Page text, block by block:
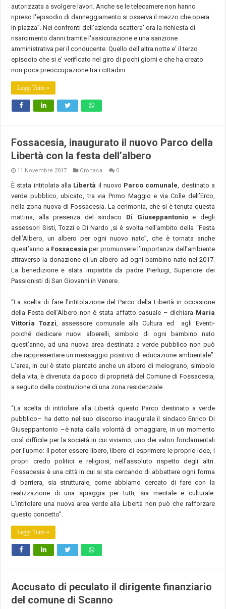
autorizzata a svolgere lavori. Anche se le telecamere non hanno
ripreso l'episodio di danneggiamento si osserva il mezzo che opera
in piazza". Nei confronti dell'azienda scattera' ora la richiesta di
risarcimento danni tramite l'assicurazione e una sanzione
amministrativa per il conducente. Quello dell'altra notte e' il terzo
episodio che si e' verificato nel giro di pochi giorni e che ha creato
non poca preoccupazione tra i cittadini.
Leggi Tutto »
Fossacesia, inaugurato il nuovo Parco della
Libertà con la festa dell’albero
11 Novembre 2017 Cronaca 0
È stata intitolata alla Libertà il nuovo Parco comunale , destinato a
verde pubblico, ubicato, tra via Primo Maggio e via Colle dell’Erco,
nella zona nuova di Fossacesia. La cerimonia, che si è tenuta questa
mattina, alla presenza del sindaco Di Giuseppantonioe degli
assessori Sisti, Tozzi e Di Nardo ,si è svolta nell’ambito della “Festa
dell’Albero, un albero per ogni nuovo nato”, che è tornata anche
quest’anno a Fossacesia per promuovere l’importanza dell’ambiente
attraverso la donazione di un albero ad ogni bambino nato nel 2017.
La benedizione ė stata impartita da padre Pierluigi, Superiore dei
Passionisti di San Giovanni in Venere.
“La scelta di fare l’intitolazione del Parco della Libertà in occasione
della Festa dell’Albero non è stata affatto casuale – dichiara Maria
Vittoria Tozzi , assessore comunale alla Cultura ed agli Eventi-
poiché dedicare nuovi alberelli, simbolo di ogni bambino nato
quest’anno, ad una nuova area destinata a verde pubblico non può
che rappresentare un messaggio positivo di educazione ambientale”.
L’area, in cui è stato piantato anche un albero di melograno, simbolo
della vita, è divenuta da poco di proprietà del Comune di Fossacesia,
a seguito della costruzione di una zona residenziale.
“La scelta di intitolare alla Libertà questo Parco destinato a verde
pubblico– ha detto nel suo discorso inaugurale il sindaco Enrico Di
Giuseppantonio –è nata dalla volontà di omaggiare, in un momento
così difficile per la società in cui viviamo, uno dei valori fondamentali
per l’uomo: il poter essere libero, libero di esprimere le proprie idee, i
propri credo politici e religiosi, nell’assoluto rispetto degli altri.
Fossacesia è una città in cui si sta cercando di abbattere ogni forma
di barriera, sia strutturale, come abbiamo cercato di fare con la
realizzazione di una spiaggia per tutti, sia mentale e culturale.
L’intitolare una nuova area verde alla Libertà non può che rafforzare
questo concetto”.
Leggi Tutto »
Accusato di peculato il dirigente finanziario
del comune di Scanno